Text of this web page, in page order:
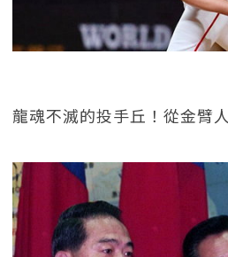
龍魂不滅的投手丘！從金臂